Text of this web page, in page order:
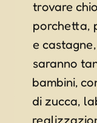
di zucca,